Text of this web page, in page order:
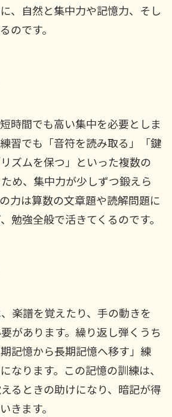
、自然と集中力や記憶力、そし
のです。
時間でも高い集中を必要としま
習でも「音符を読み取る」「鍵
ズムを保つ」といった複数の
め、集中力が少しずつ鍛えら
力は算数の文章題や読解問題に
勉強全般で活きてくるのです。
楽譜を覚えたり、手の動きを
があります。繰り返し弾くうち
記憶から長期記憶へ移す」練
なります。この記憶の訓練は、
るときの助けになり、暗記が得
きます。